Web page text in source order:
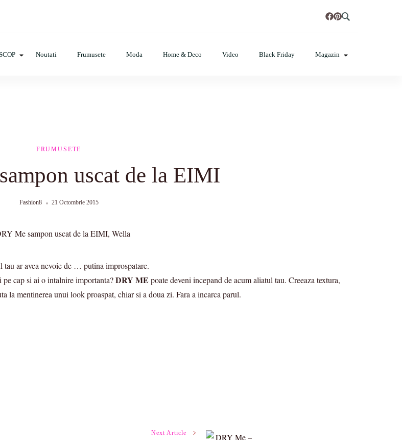
Noutati Frumusete Moda Home & Deco Video Black Friday Magazin
FRUMUSETE
uscat de la EIMI
Fashion8 21 Octombrie 2015
tau ar avea nevoie de … putina improspatare.
cap si ai o intalnire importanta?DRY ME poate deveni incepand de acum aliatul tau. Creeaza textura,
la mentinerea unui look proaspat, chiar si a doua zi. Fara a incarca parul.
Next Article